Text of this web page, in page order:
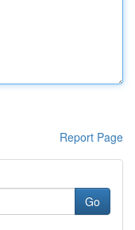
Report Page
Go